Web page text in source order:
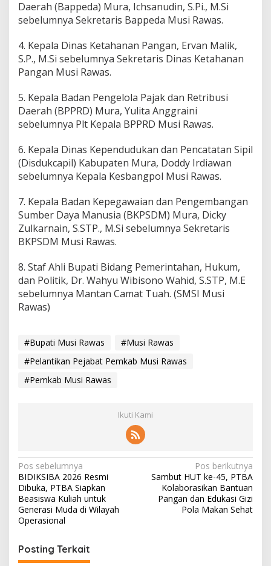
Daerah (Bappeda) Mura, Ichsanudin, S.Pi., M.Si
sebelumnya Sekretaris Bappeda Musi Rawas.
4. Kepala Dinas Ketahanan Pangan, Ervan Malik,
S.P., M.Si sebelumnya Sekretaris Dinas Ketahanan
Pangan Musi Rawas.
5. Kepala Badan Pengelola Pajak dan Retribusi
Daerah (BPPRD) Mura, Yulita Anggraini
sebelumnya Plt Kepala BPPRD Musi Rawas.
6. Kepala Dinas Kependudukan dan Pencatatan Sipil
(Disdukcapil) Kabupaten Mura, Doddy Irdiawan
sebelumnya Kepala Kesbangpol Musi Rawas.
7. Kepala Badan Kepegawaian dan Pengembangan
Sumber Daya Manusia (BKPSDM) Mura, Dicky
Zulkarnain, S.STP., M.Si sebelumnya Sekretaris
BKPSDM Musi Rawas.
8. Staf Ahli Bupati Bidang Pemerintahan, Hukum,
dan Politik, Dr. Wahyu Wibisono Wahid, S.STP, M.E
sebelumnya Mantan Camat Tuah. (SMSI Musi
Rawas)
#Bupati Musi Rawas
#Musi Rawas
#Pelantikan Pejabat Pemkab Musi Rawas
#Pemkab Musi Rawas
Ikuti Kami
N
a
v
i
a
Pos sebelumnya
BIDIKSIBA 2026 Resmi
Dibuka, PTBA Siapkan
Beasiswa Kuliah untuk
Generasi Muda di Wilayah
Operasional
Pos berikutnya
Sambut HUT ke-45, PTBA
Kolaborasikan Bantuan
Pangan dan Edukasi Gizi
Pola Makan Sehat
Posting Terkait